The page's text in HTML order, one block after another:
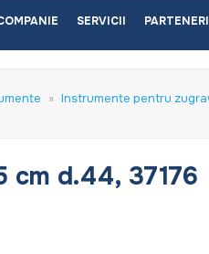
SERVICII PARTENERI
» Instrumente pentru
cm d.44, 37176